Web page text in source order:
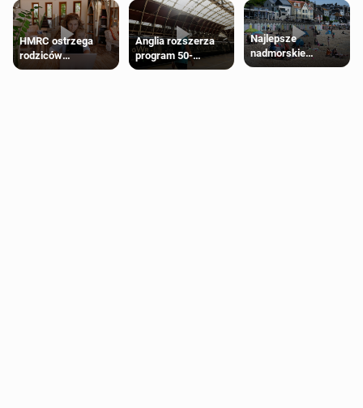
HMRC ostrzega
rodziców
pobierających Child
Anglia rozszerza
program 50-
procentowych
Najlepsze
nadmorskie
miasteczko blisko